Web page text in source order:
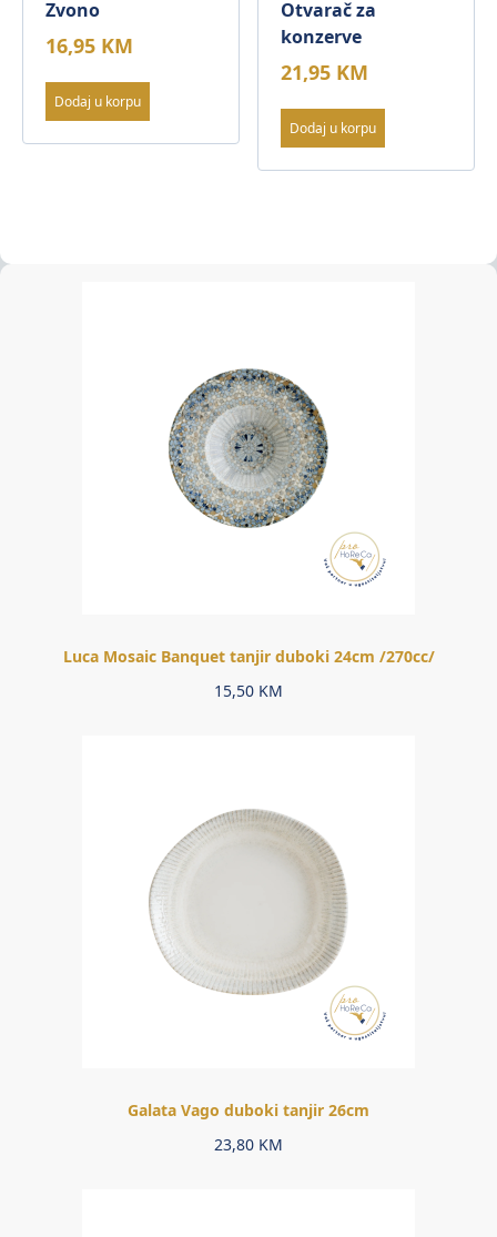
Zvono
16,95 KM
Dodaj u korpu
Otvarač za
konzerve
21,95 KM
Dodaj u korpu
Luca Mosaic Banquet tanjir duboki 24cm /270cc/
15,50 KM
Galata Vago duboki tanjir 26cm
23,80 KM